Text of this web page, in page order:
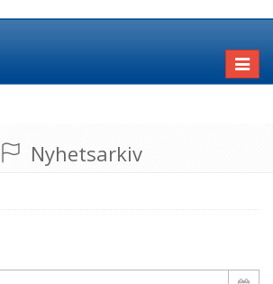
Nyhetsarkiv